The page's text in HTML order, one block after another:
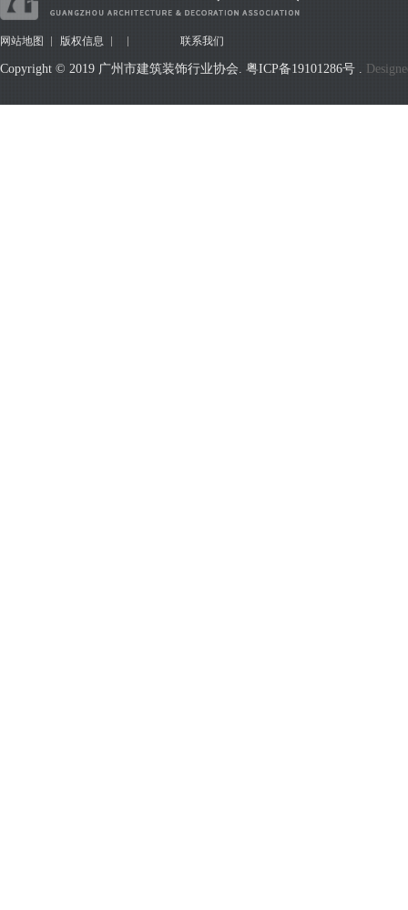
网站地图 版权信息 联系我们
Copyright © 2019 广州市建筑装饰行业协会. 粤ICP备19101286号